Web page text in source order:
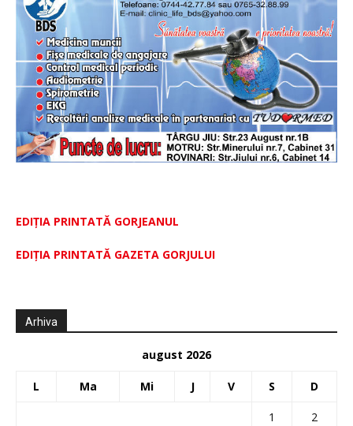
EDIȚIA PRINTATĂ GORJEANUL
EDIŢIA PRINTATĂ GAZETA GORJULUI
Arhiva
august 2026
L Ma Mi J V S D
1
2